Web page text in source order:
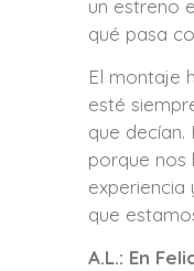
un estreno
qué pasa
El montaje
esté
que decían.
porque nos
experiencia
que
A.L.: En